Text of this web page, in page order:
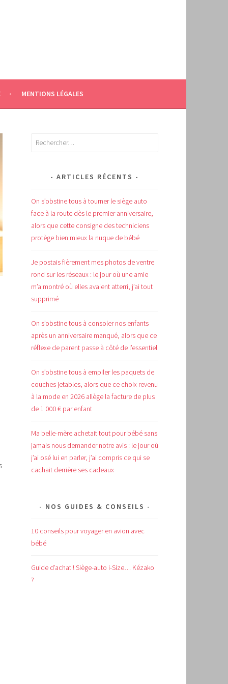
MENTIONS LÉGALES
Rechercher :
ARTICLES RÉCENTS
On s’obstine tous à tourner le siège auto
face à la route dès le premier anniversaire,
alors que cette consigne des techniciens
protège bien mieux la nuque de bébé
Je postais fièrement mes photos de ventre
rond sur les réseaux : le jour où une amie
m’a montré où elles avaient atterri, j’ai tout
supprimé
On s’obstine tous à consoler nos enfants
après un anniversaire manqué, alors que ce
réflexe de parent passe à côté de l’essentiel
On s’obstine tous à empiler les paquets de
couches jetables, alors que ce choix revenu
à la mode en 2026 allège la facture de plus
de 1 000 € par enfant
Ma belle-mère achetait tout pour bébé sans
jamais nous demander notre avis : le jour où
j’ai osé lui en parler, j’ai compris ce qui se
cachait derrière ses cadeaux
NOS GUIDES & CONSEILS
10 conseils pour voyager en avion avec
bébé
Guide d’achat ! Siège-auto i-Size… Kézako
?